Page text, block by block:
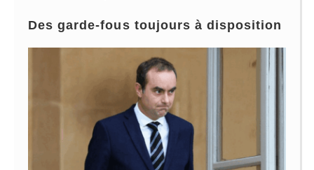
Des garde-fous toujours à disposition